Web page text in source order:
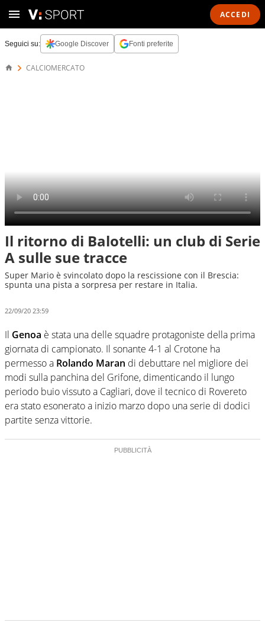
ACCEDI
Seguici su: Google Discover Fonti preferite
CALCIOMERCATO
Il ritorno di Balotelli: un club di Serie
A sulle sue tracce
Super Mario è svincolato dopo la rescissione con il Brescia:
spunta una pista a sorpresa per restare in Italia.
22/09/20 23:59
Il Genoa è stata una delle squadre protagoniste della prima
giornata di campionato. Il sonante 4-1 al Crotone ha
permesso a Rolando Maran di debuttare nel migliore dei
modi sulla panchina del Grifone, dimenticando il lungo
periodo buio vissuto a Cagliari, dove il tecnico di Rovereto
era stato esonerato a inizio marzo dopo una serie di dodici
partite senza vittorie.